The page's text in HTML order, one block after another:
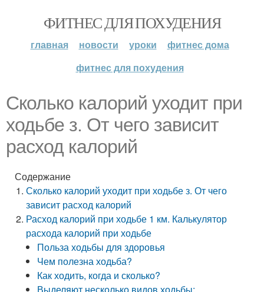
ФИТНЕС ДЛЯ ПОХУДЕНИЯ
главная новости уроки
фитнес дома
фитнес для похудения
Сколько калорий уходит при
ходьбе з. От чего зависит
расход калорий
Содержание
Сколько калорий уходит при ходьбе з. От чего
зависит расход калорий
Расход калорий при ходьбе 1 км. Калькулятор
расхода калорий при ходьбе
Польза ходьбы для здоровья
Чем полезна ходьба?
Как ходить, когда и сколько?